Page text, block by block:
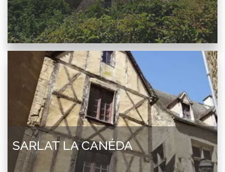
SARLAT LA CANÉDA